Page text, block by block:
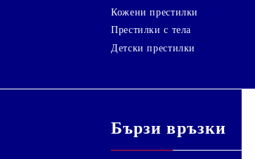
Кожени престилки
Престилки с тела
Детски престилки
Бързи връзки